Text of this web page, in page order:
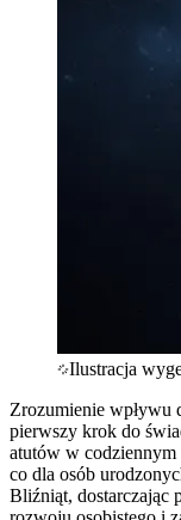
Ilustracja
Zrozumienie wpływu
pierwszy krok do
atutów w
co dla osób
Bliźniąt, dostarczając